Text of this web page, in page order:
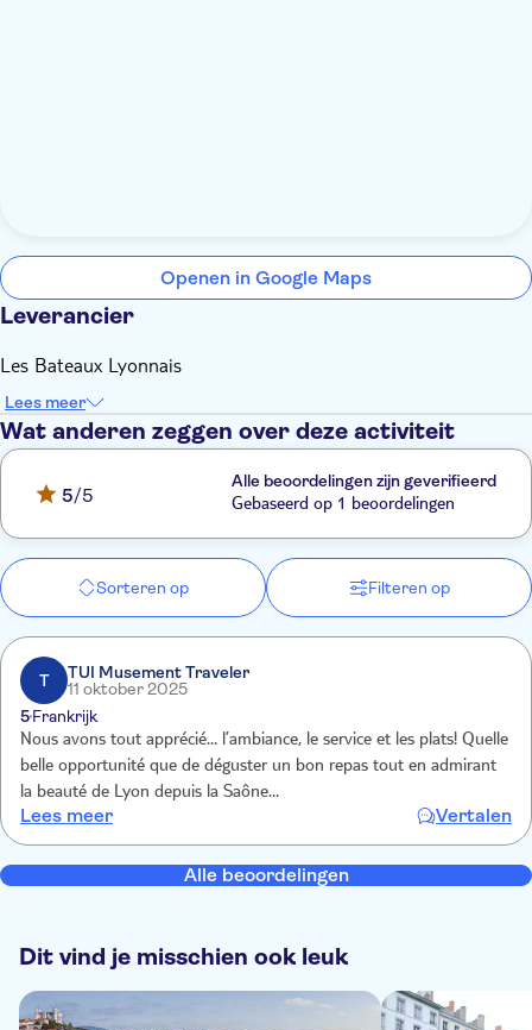
Openen in Google Maps
Leverancier
Les Bateaux Lyonnais
Lees meer
Wat anderen zeggen over deze activiteit
5/5
Alle beoordelingen zijn geverifieerd
Gebaseerd op 1 beoordelingen
Sorteren op Filteren op
T
TUI Musement Traveler
11 oktober 2025
5Frankrijk
Nous avons tout apprécié… l’ambiance, le service et les plats! Quelle
belle opportunité que de déguster un bon repas tout en admirant
la beauté de Lyon depuis la Saône…
Lees meer Vertalen
Alle beoordelingen
Dit vind je misschien ook leuk